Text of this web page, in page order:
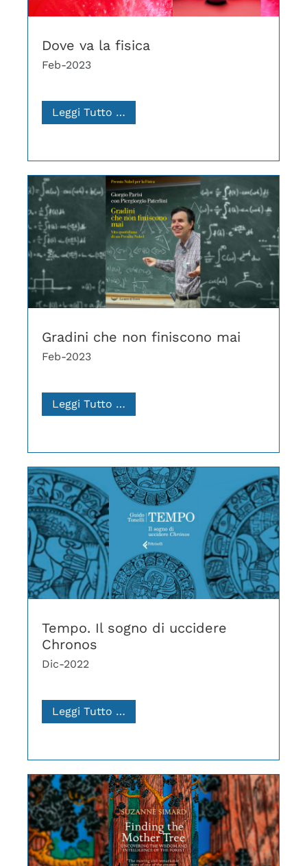
Dove va la fisica
Feb-2023
Leggi Tutto …
Gradini che non finiscono mai
Feb-2023
Leggi Tutto …
Tempo. Il sogno di uccidere
Chronos
Dic-2022
Leggi Tutto …